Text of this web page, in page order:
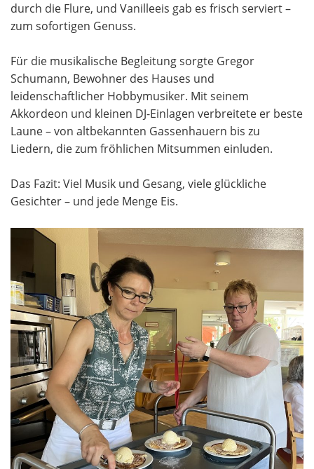
durch die Flure, und Vanilleeis gab es frisch serviert –
zum sofortigen Genuss.
Für die musikalische Begleitung sorgte Gregor
Schumann, Bewohner des Hauses und
leidenschaftlicher Hobbymusiker. Mit seinem
Akkordeon und kleinen DJ-Einlagen verbreitete er beste
Laune – von altbekannten Gassenhauern bis zu
Liedern, die zum fröhlichen Mitsummen einluden.
Das Fazit: Viel Musik und Gesang, viele glückliche
Gesichter – und jede Menge Eis.